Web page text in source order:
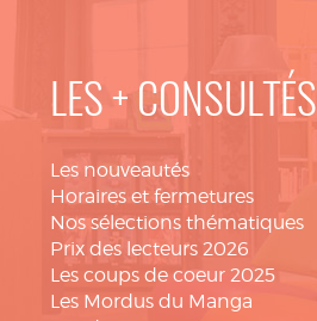
LES + CONSULTÉS
Les nouveautés
Horaires et fermetures
Nos sélections thématiques
Prix des lecteurs 2026
Les coups de coeur 2025
Les Mordus du Manga